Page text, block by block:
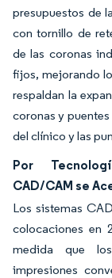
presupuestos de
con tornillo de
de las coronas
fijos, mejorando
respaldan la
coronas y
del clínico y las
Por
CAD/CAM se
Los sistemas
colocaciones en
medida que los
impresiones